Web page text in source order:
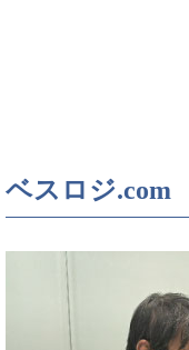
ベスロジ.com